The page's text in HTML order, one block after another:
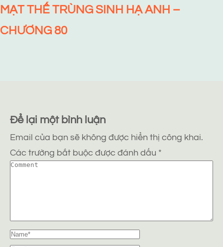
MẠT THẾ TRÙNG SINH HẠ ANH –
CHƯƠNG 80
Để lại một bình luận
Email của bạn sẽ không được hiển thị công khai.
Các trường bắt buộc được đánh dấu *